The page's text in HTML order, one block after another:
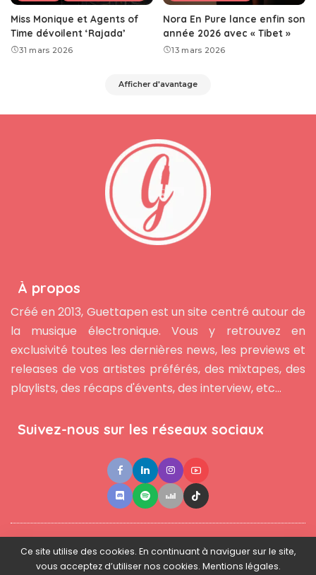
Miss Monique et Agents of
Time dévoilent ‘Rajada’
31 mars 2026
Nora En Pure lance enfin son
année 2026 avec « Tibet »
13 mars 2026
Afficher d'avantage
À propos
Créé en 2013, Guettapen est un site centré autour de
la musique électronique. Vous y retrouvez en
exclusivité toutes les dernières news, les previews et
releases de vos artistes préférés, des mixtapes, des
playlists, des récaps d'évents, des interview, etc...
Suivez-nous sur les réseaux sociaux
Contact ●Newsletter ● L'équipe ● Mentions légales
Ce site utilise des cookies. En continuant à naviguer sur le site,
vous acceptez d’utiliser nos cookies. Mentions légales.